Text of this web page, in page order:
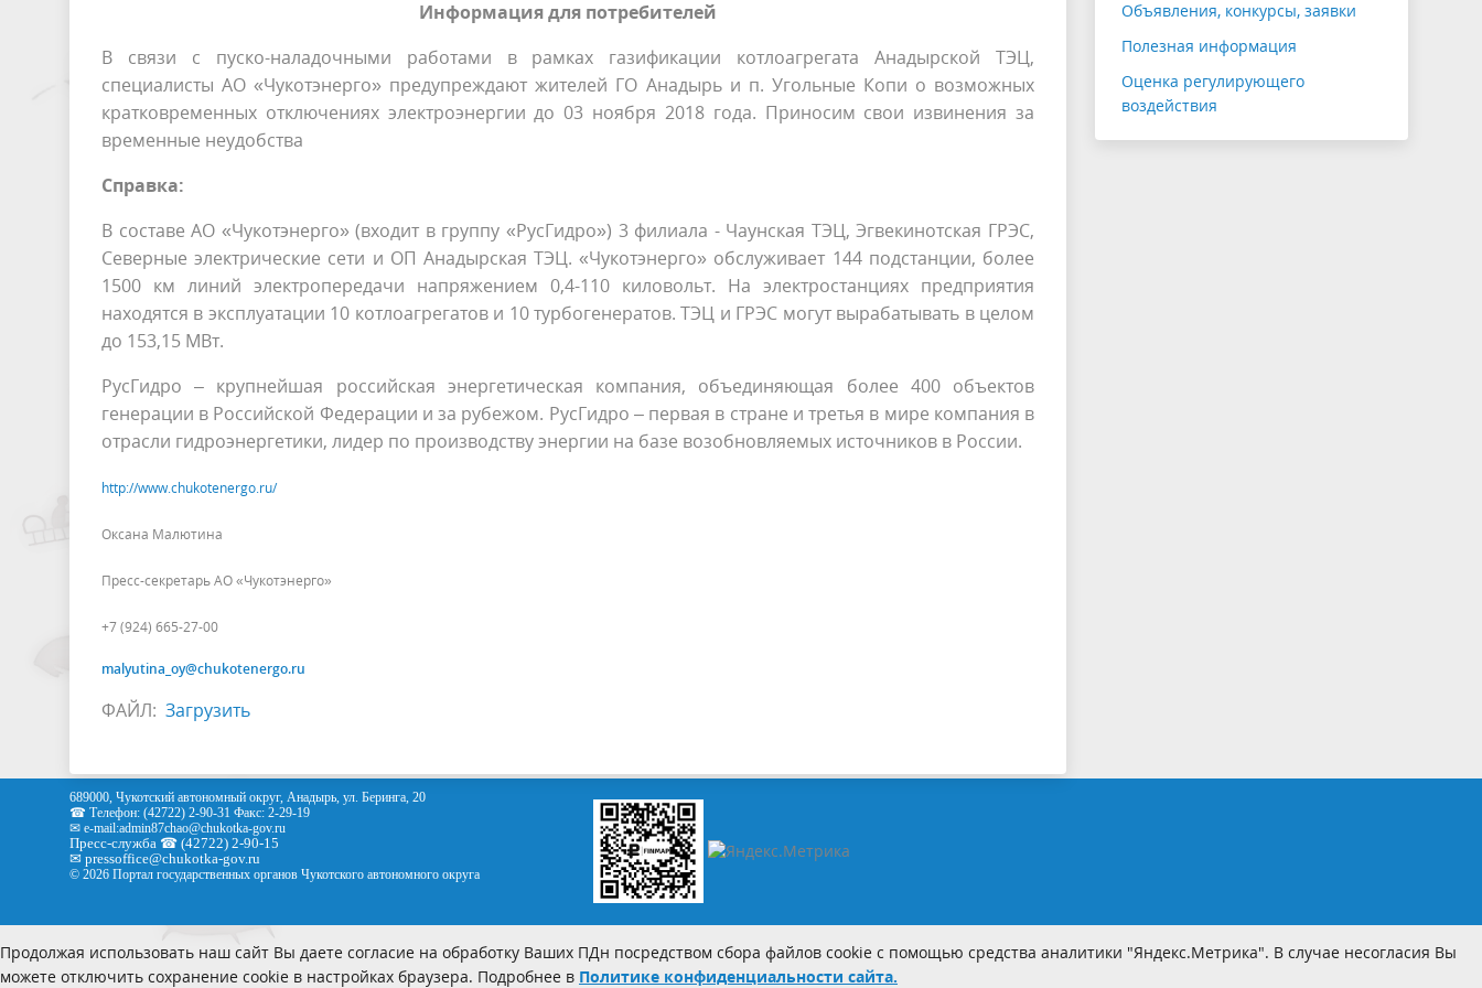
Информация для потребителей
В связи с пуско-наладочными работами в рамках газификации котлоагрегата Анадырской ТЭЦ,
специалисты АО «Чукотэнерго» предупреждают жителей ГО Анадырь и п. Угольные Копи о возможных
кратковременных отключениях электроэнергии до 03 ноября 2018 года. Приносим свои извинения за
временные неудобства
Справка:
В составе АО «Чукотэнерго» (входит в группу «РусГидро») 3 филиала - Чаунская ТЭЦ, Эгвекинотская ГРЭС,
Северные электрические сети и ОП Анадырская ТЭЦ. «Чукотэнерго» обслуживает 144 подстанции, более
1500 км линий электропередачи напряжением 0,4-110 киловольт. На электростанциях предприятия
находятся в эксплуатации 10 котлоагрегатов и 10 турбогенератов. ТЭЦ и ГРЭС могут вырабатывать в целом
до 153,15 МВт.
РусГидро – крупнейшая российская энергетическая компания, объединяющая более 400 объектов
генерации в Российской Федерации и за рубежом. РусГидро – первая в стране и третья в мире компания в
отрасли гидроэнергетики, лидер по производству энергии на базе возобновляемых источников в России.
http://www.chukotenergo.ru/
Оксана Малютина
Пресс-секретарь АО «Чукотэнерго»
+7 (924) 665-27-00
malyutina_oy@chukotenergo.ru
ФАЙЛ: Загрузить
Объявления, конкурсы, заявки
Полезная информация
Оценка регулирующего
воздействия
689000, Чукотский автономный округ, Анадырь, ул. Беринга, 20
☎ Телефон: (42722) 2-90-31 Факс: 2-29-19
✉ e-mail:admin87chao@chukotka-gov.ru
Пресс-служба ☎ (42722) 2-90-15
✉ pressoffice@chukotka-gov.ru
© 2026 Портал государственных органов Чукотского автономного округа
Продолжая использовать наш сайт Вы даете согласие на обработку Ваших ПДн посредством сбора файлов cookie с помощью средства аналитики "Яндекс.Метрика". В случае несогласия Вы
можете отключить сохранение cookie в настройках браузера. Подробнее в Политике конфиденциальности сайта.